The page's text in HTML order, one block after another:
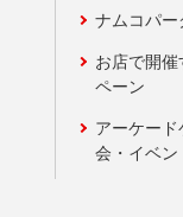
ナムコパー
お店で開
ペーン
アーケー
会・イベン